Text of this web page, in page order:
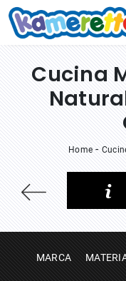
Cucina
Home-
MARCA